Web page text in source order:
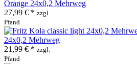
Orange 24x0,2 Mehrweg
27,99 € * zzgl.
Pfand
24x0,2 Mehrweg
21,99 € * zzgl.
Pfand